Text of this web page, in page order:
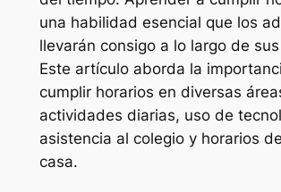
una habilidad esencial que los
llevarán consigo a lo largo de
Este artículo aborda la
cumplir horarios en diversas
actividades diarias, uso de
asistencia al colegio y horarios
casa.